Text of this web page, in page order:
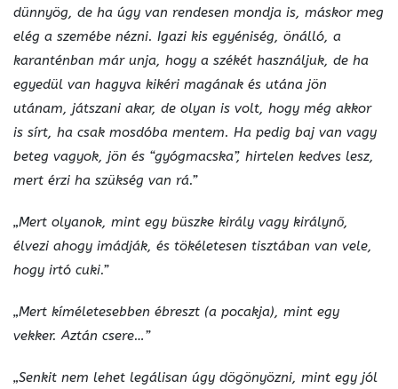
dünnyög, de ha úgy van rendesen mondja is, máskor meg
elég a szemébe nézni. Igazi kis egyéniség, önálló, a
karanténban már unja, hogy a székét használjuk, de ha
egyedül van hagyva kikéri magának és utána jön
utánam, játszani akar, de olyan is volt, hogy még akkor
is sírt, ha csak mosdóba mentem. Ha pedig baj van vagy
beteg vagyok, jön és “gyógmacska”, hirtelen kedves lesz,
mert érzi ha szükség van rá.”
„Mert olyanok, mint egy büszke király vagy királynő,
élvezi ahogy imádják, és tökéletesen tisztában van vele,
hogy irtó cuki.”
„Mert kíméletesebben ébreszt (a pocakja), mint egy
vekker. Aztán csere…”
„Senkit nem lehet legálisan úgy dögönyözni, mint egy jól